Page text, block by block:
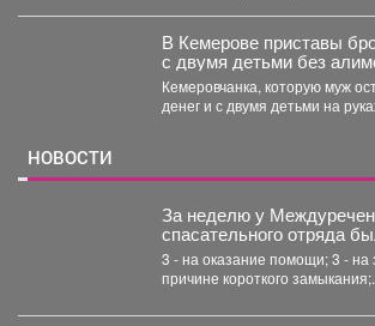
В Кемерове приставы
с двумя детьми без
Кемеровчанка, которую муж
денег и с двумя детьми на
НОВОСТИ
За неделю у
спасательного отряда
3 - на оказание помощи; 3 - на загорания по
причине короткого